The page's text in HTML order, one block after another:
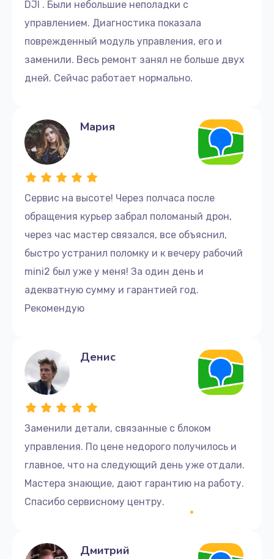
DJI . Были небольшие неполадки с
управлением. Диагностика показала
поврежденный модуль управления, его и
заменили. Весь ремонт занял не больше двух
дней. Сейчас работает нормально.
Сервис на высоте! Через полчаса после
обращения курьер забрал поломаный дрон,
через час мастер связался, все объяснил,
быстро устранил поломку и к вечеру рабочий
mini2 был уже у меня! За один день и
адекватную сумму и гарантией год.
Рекомендую
Мария
Заменили детали, связанные с блоком
управления. По цене недорого получилось и
главное, что на следующий день уже отдали.
Мастера знающие, дают гарантию на работу.
Спасибо сервисному центру.
Денис
Дмитрий